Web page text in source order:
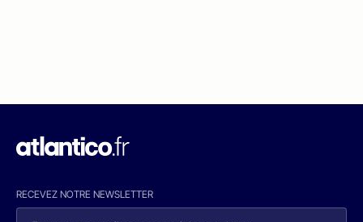
RECEVEZ NOTRE NEWSLETTER